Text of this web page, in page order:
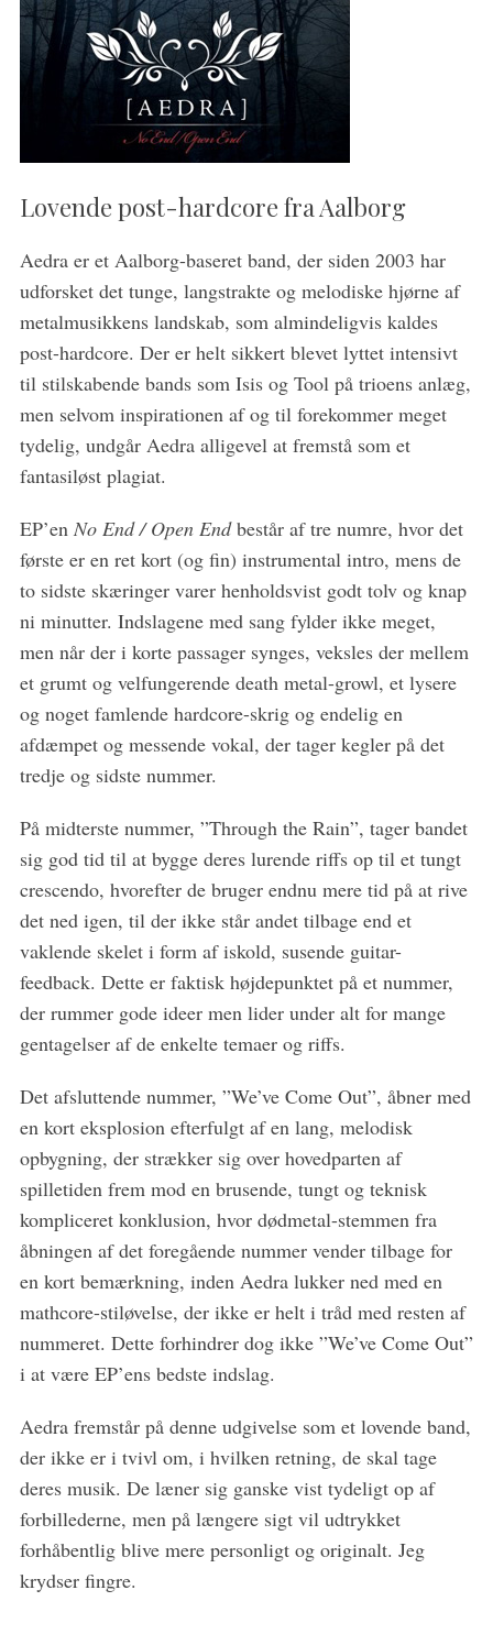
Lovende post-hardcore fra Aalborg
Aedra er et Aalborg-baseret band, der siden 2003 har
udforsket det tunge, langstrakte og melodiske hjørne af
metalmusikkens landskab, som almindeligvis kaldes
post-hardcore. Der er helt sikkert blevet lyttet intensivt
til stilskabende bands som Isis og Tool på trioens anlæg,
men selvom inspirationen af og til forekommer meget
tydelig, undgår Aedra alligevel at fremstå som et
fantasiløst plagiat.
EP’en No End / Open Endbestår af tre numre, hvor det
første er en ret kort (og fin) instrumental intro, mens de
to sidste skæringer varer henholdsvist godt tolv og knap
ni minutter. Indslagene med sang fylder ikke meget,
men når der i korte passager synges, veksles der mellem
et grumt og velfungerende death metal-growl, et lysere
og noget famlende hardcore-skrig og endelig en
afdæmpet og messende vokal, der tager kegler på det
tredje og sidste nummer.
På midterste nummer, ”Through the Rain”, tager bandet
sig god tid til at bygge deres lurende riffs op til et tungt
crescendo, hvorefter de bruger endnu mere tid på at rive
det ned igen, til der ikke står andet tilbage end et
vaklende skelet i form af iskold, susende guitar-
feedback. Dette er faktisk højdepunktet på et nummer,
der rummer gode ideer men lider under alt for mange
gentagelser af de enkelte temaer og riffs.
Det afsluttende nummer, ”We’ve Come Out”, åbner med
en kort eksplosion efterfulgt af en lang, melodisk
opbygning, der strækker sig over hovedparten af
spilletiden frem mod en brusende, tungt og teknisk
kompliceret konklusion, hvor dødmetal-stemmen fra
åbningen af det foregående nummer vender tilbage for
en kort bemærkning, inden Aedra lukker ned med en
mathcore-stiløvelse, der ikke er helt i tråd med resten af
nummeret. Dette forhindrer dog ikke ”We’ve Come Out”
i at være EP’ens bedste indslag.
Aedra fremstår på denne udgivelse som et lovende band,
der ikke er i tvivl om, i hvilken retning, de skal tage
deres musik. De læner sig ganske vist tydeligt op af
forbillederne, men på længere sigt vil udtrykket
forhåbentlig blive mere personligt og originalt. Jeg
krydser fingre.
e
a
h
o
r
: